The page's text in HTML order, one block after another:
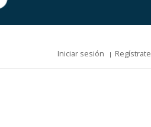
Iniciar sesión Regístrate